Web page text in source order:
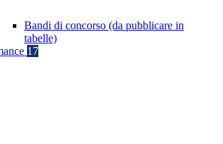
Bandi di concorso (da pubblicare in
tabelle)
17